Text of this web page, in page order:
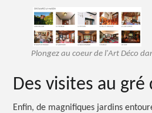
Plongez au coeur de l'Art Déco
Des visites au gré
Enfin, de magnifiques jardins